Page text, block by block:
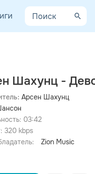
Шахунц -
Арсен Шахунц
03:42
320 kbps
Zion Music
3 файла без